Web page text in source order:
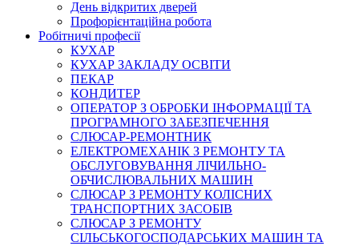
День відкритих дверей
Профорієнтаційна робота
Робітничі професії
КУХАР
КУХАР ЗАКЛАДУ ОСВІТИ
ПЕКАР
КОНДИТЕР
ОПЕРАТОР З ОБРОБКИ ІНФОРМАЦІЇ ТА
ПРОГРАМНОГО ЗАБЕЗПЕЧЕННЯ
СЛЮСАР-РЕМОНТНИК
ЕЛЕКТРОМЕХАНІК З РЕМОНТУ ТА
ОБСЛУГОВУВАННЯ ЛІЧИЛЬНО-
ОБЧИСЛЮВАЛЬНИХ МАШИН
СЛЮСАР З РЕМОНТУ КОЛІСНИХ
ТРАНСПОРТНИХ ЗАСОБІВ
СЛЮСАР З РЕМОНТУ
СІЛЬСЬКОГОСПОДАРСЬКИХ МАШИН ТА